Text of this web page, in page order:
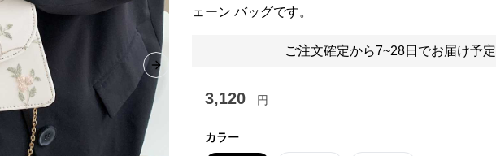
Next slide
ェーン バッグです。
ご注文確定から7~28日でお届け予定
3,120 円
カラー